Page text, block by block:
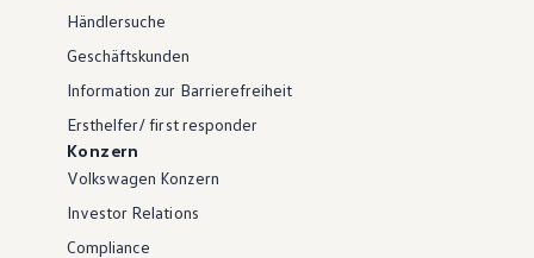
Händlersuche
Geschäftskunden
Information zur Barrierefreiheit
Ersthelfer/ first responder
Konzern
Volkswagen Konzern
Investor Relations
Compliance